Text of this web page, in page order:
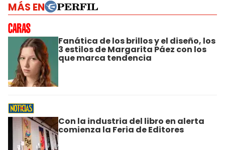
MÁS EN
Fanática de los brillos y el diseño, los
3 estilos de Margarita Páez con los
que marca tendencia
Con la industria del libro en alerta
comienza la Feria de Editores